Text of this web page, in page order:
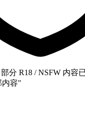
分 R18 / NSFW 内
内容"